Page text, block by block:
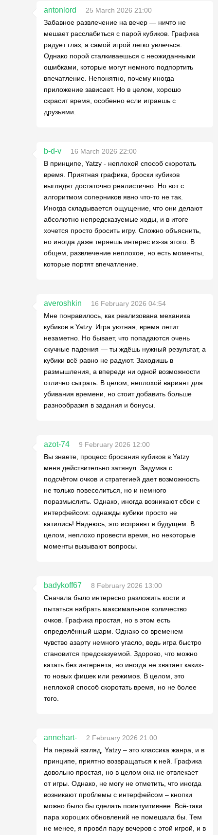
antonlord
25 March 2026 21:00
Забавное развлечение на вечер — ничто не
мешает расслабиться с парой кубиков. Графика
радует глаз, а самой игрой легко увлечься.
Однако порой сталкиваешься с неожиданными
ошибками, которые могут немного подпортить
впечатление. Непонятно, почему иногда
приложение зависает. Но в целом, хорошо
скрасит время, особенно если играешь с
друзьями.
b-d-v
16 March 2026 22:00
В принципе, Yatzy - неплохой способ скоротать
время. Приятная графика, броски кубиков
выглядят достаточно реалистично. Но вот с
алгоритмом соперников явно что-то не так.
Иногда складывается ощущение, что они делают
абсолютно непредсказуемые ходы, и в итоге
хочется просто бросить игру. Сложно объяснить,
но иногда даже теряешь интерес из-за этого. В
общем, развлечение неплохое, но есть моменты,
которые портят впечатление.
averoshkin
16 February 2026 04:54
Мне понравилось, как реализована механика
кубиков в Yatzy. Игра уютная, время летит
незаметно. Но бывает, что попадаются очень
скучные падения — ты ждёшь нужный результат, а
кубики всё равно не радуют. Заходишь в
размышления, а впереди ни одной возможности
отлично сыграть. В целом, неплохой вариант для
убивания времени, но стоит добавить больше
разнообразия в задания и бонусы.
azot-74
9 February 2026 12:00
Вы знаете, процесс бросания кубиков в Yatzy
меня действительно затянул. Задумка с
подсчётом очков и стратегией дает возможность
не только повеселиться, но и немного
поразмыслить. Однако, иногда возникают сбои с
интерфейсом: однажды кубики просто не
катились! Надеюсь, это исправят в будущем. В
целом, неплохо провести время, но некоторые
моменты вызывают вопросы.
badykoff67
8 February 2026 13:00
Сначала было интересно разложить кости и
пытаться набрать максимальное количество
очков. Графика простая, но в этом есть
определённый шарм. Однако со временем
чувство азарту немного угасло, ведь игра быстро
становится предсказуемой. Здорово, что можно
катать без интернета, но иногда не хватает каких-
то новых фишек или режимов. В целом, это
неплохой способ скоротать время, но не более
того.
annehart-
2 February 2026 21:00
На первый взгляд, Yatzy – это классика жанра, и в
принципе, приятно возвращаться к ней. Графика
довольно простая, но в целом она не отвлекает
от игры. Однако, не могу не отметить, что иногда
возникают проблемы с интерфейсом – кнопки
можно было бы сделать поинтуитивнее. Всё-таки
пара хороших обновлений не помешала бы. Тем
не менее, я провёл пару вечеров с этой игрой, и в